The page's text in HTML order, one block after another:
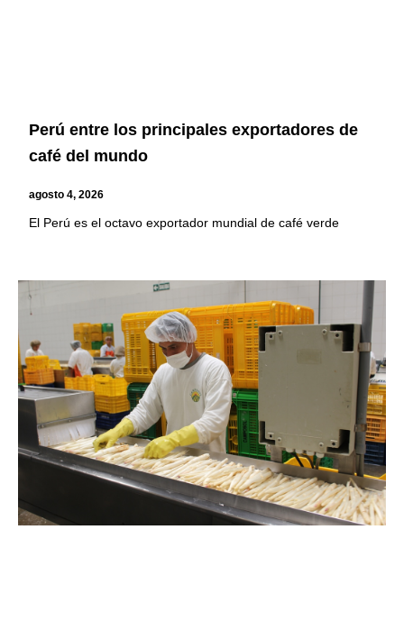
Perú entre los principales exportadores de
café del mundo
agosto 4, 2026
El Perú es el octavo exportador mundial de café verde